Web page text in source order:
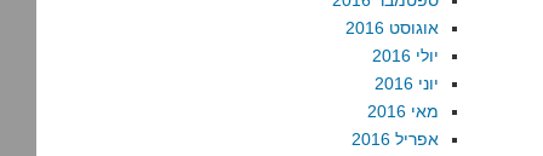
אוגוסט 2016
יולי 2016
יוני 2016
מאי 2016
אפריל 2016